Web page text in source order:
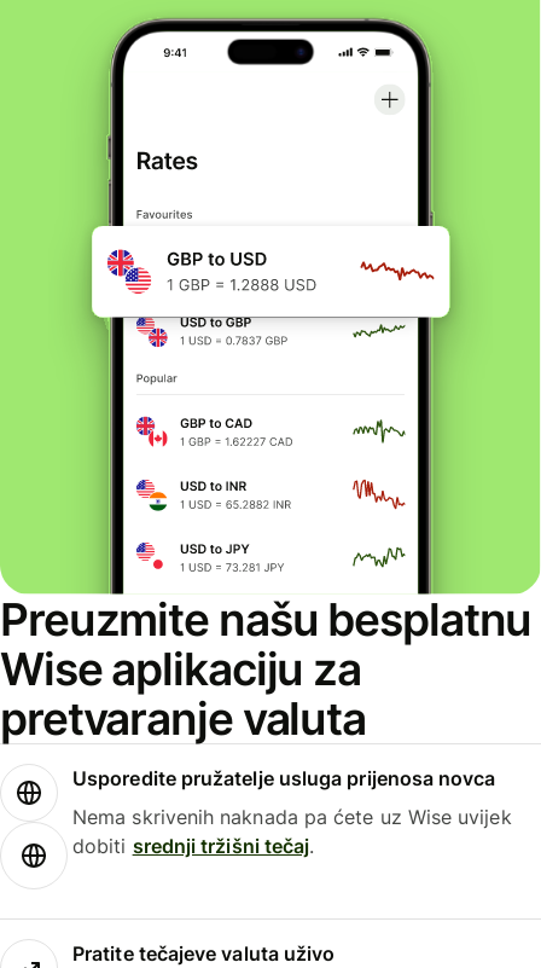
Preuzmite našu besplatnu
Wise aplikaciju za
pretvaranje valuta
Usporedite pružatelje usluga prijenosa novca
Nema skrivenih naknada pa ćete uz Wise uvijek
dobiti srednji tržišni tečaj.
Pratite tečajeve valuta uživo